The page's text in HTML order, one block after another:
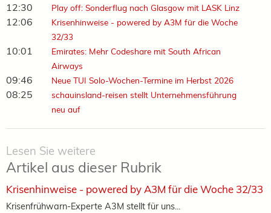
12:30 Play off: Sonderflug nach Glasgow mit LASK Linz
12:06
Krisenhinweise - powered by A3M für die Woche
32/33
10:01
Emirates: Mehr Codeshare mit South African
Airways
09:46 Neue TUI Solo-Wochen-Termine im Herbst 2026
08:25
schauinsland-reisen stellt Unternehmensführung
neu auf
Lesen Sie weitere
Artikel aus dieser Rubrik
Krisenhinweise - powered by A3M für die Woche 32/33
Krisenfrühwarn-Experte A3M stellt für uns...